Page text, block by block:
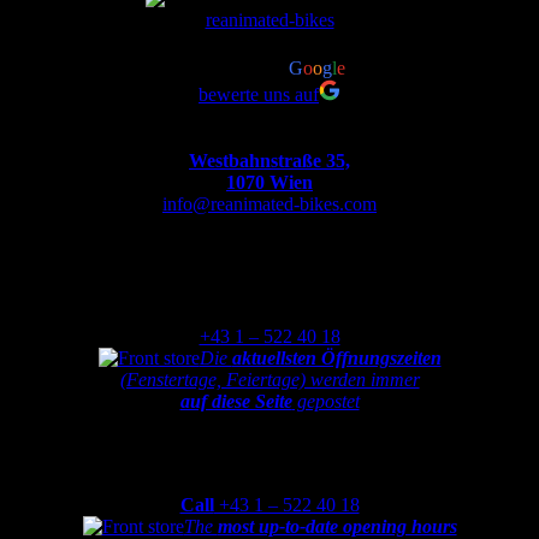
reanimated-bikes
Google
bewerte uns auf
Westbahnstraße 35,
1070 Wien
info@reanimated-bikes.com
+43 1 – 522 40 18
Die aktuellsten Öffnungszeiten
(Fenstertage, Feiertage) werden immer
auf diese Seitegepostet
Call+43 1 – 522 40 18
The most up-to-date opening hours